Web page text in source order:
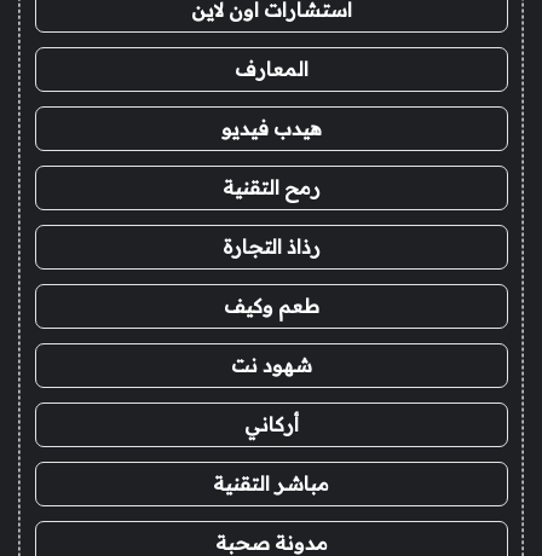
استشارات اون لاين
المعارف
هيدب فيديو
رمح التقنية
رذاذ التجارة
طعم وكيف
شهود نت
أركاني
مباشر التقنية
مدونة صحبة